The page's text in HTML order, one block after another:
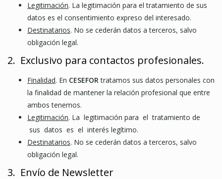
Legitimación. La legitimación para el tratamiento de sus
datos es el consentimiento expreso del interesado.
Destinatarios. No se cederán datos a terceros, salvo
obligación legal.
2. Exclusivo para contactos profesionales.
Finalidad. En CESEFORtratamos sus datos personales con
la finalidad de mantener la relación profesional que entre
ambos tenemos.
Legitimación. La legitimación para el tratamiento de
sus datos es el interés legítimo.
Destinatarios. No se cederán datos a terceros, salvo
obligación legal.
3. Envío de Newsletter